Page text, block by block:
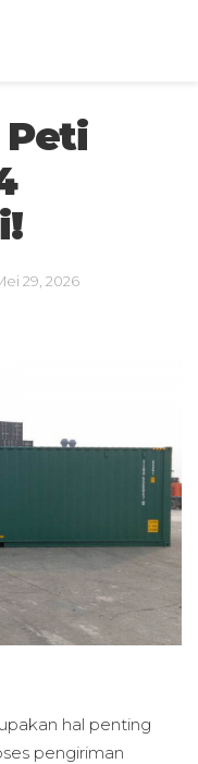
Peti
29, 2026
hal penting
pengiriman